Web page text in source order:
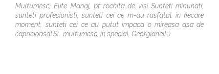
Multumesc, Elite Mariaj, pt rochita de vis! Sunteti minunati,
sunteti profesionisti, sunteti cei ce m-au rasfatat in fiecare
moment, sunteti cei ce au putut impaca o mireasa asa de
capricioasa! Si...multumesc, in special, Georgianei! :)